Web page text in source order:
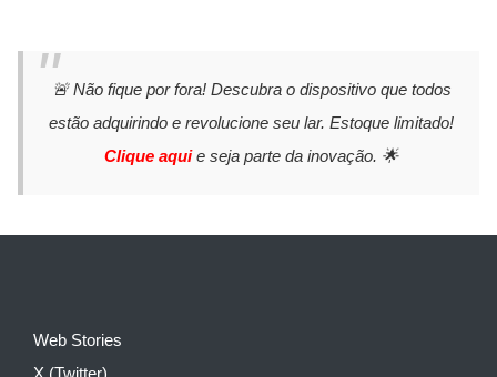
🚨 Não fique por fora! Descubra o dispositivo que todos
estão adquirindo e revolucione seu lar. Estoque limitado!
Clique aquie seja parte da inovação. 🌟
Web Stories
X (Twitter)